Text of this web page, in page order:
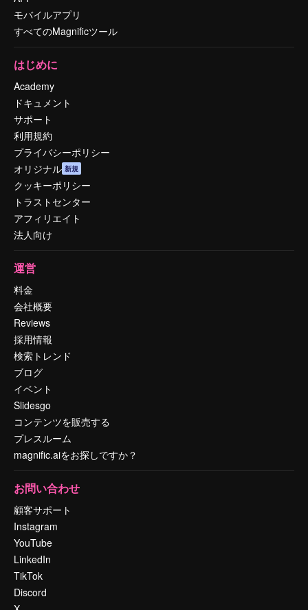
モバイルアプリ
すべてのMagnificツール
はじめに
Academy
ドキュメント
サポート
利用規約
プライバシーポリシー
オリジナル 新規
クッキーポリシー
トラストセンター
アフィリエイト
法人向け
運営
料金
会社概要
Reviews
採用情報
検索トレンド
ブログ
イベント
Slidesgo
コンテンツを販売する
プレスルーム
magnific.aiをお探しですか？
お問い合わせ
顧客サポート
Instagram
YouTube
LinkedIn
TikTok
Discord